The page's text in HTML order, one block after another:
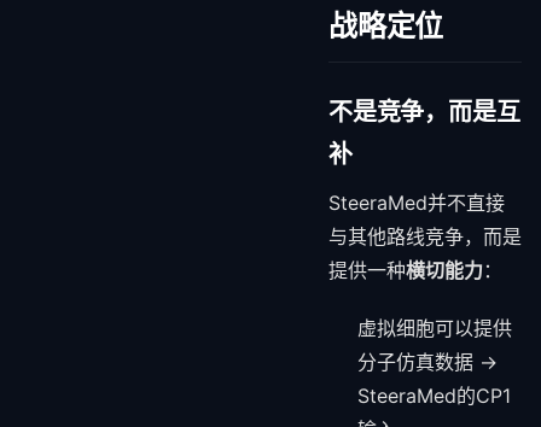
战略定位
不是竞争，而是互
补
SteeraMed并不直接
与其他路线竞争，而是
提供一种横切能力：
虚拟细胞可以提供
分子仿真数据 →
SteeraMed的CP1